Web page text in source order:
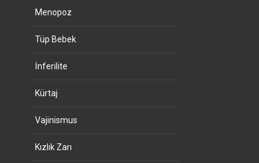
Menopoz
Tüp Bebek
İnferilite
Kürtaj
Vajinismus
Kızlık Zarı